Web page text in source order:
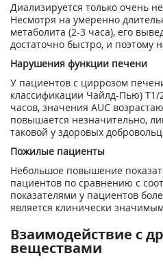
Диализируется только очень
Несмотря на умеренно
метаболита (2-3 часа), его
достаточно быстро, и поэтому
Нарушения функции печени
У пациентов с циррозом
классификации Чайлд-Пью) Т1/
часов, значения AUC
повышается незначительно,
таковой у здоровых
Пожилые пациенты
Небольшое повышение
пациентов по сравнению с
показателями у пациентов
является клинически
Взаимодействие с
веществами